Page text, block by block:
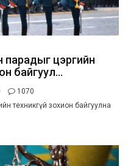
цэргийн
байгуул...
1070
техникгүй зохион байгуулна